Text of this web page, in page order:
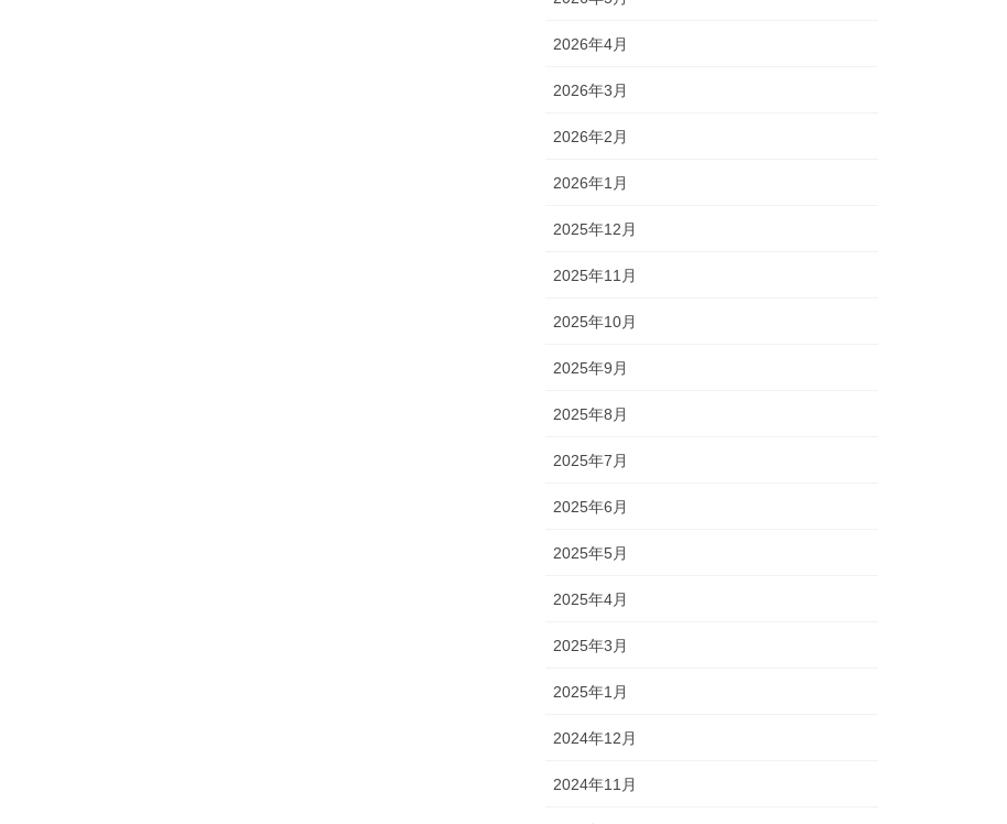
2026年4月
2026年3月
2026年2月
2026年1月
2025年12月
2025年11月
2025年10月
2025年9月
2025年8月
2025年7月
2025年6月
2025年5月
2025年4月
2025年3月
2025年1月
2024年12月
2024年11月